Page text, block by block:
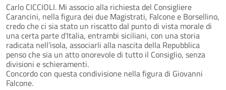
Carlo CICCIOLI. Mi associo alla richiesta del Consigliere
Carancini, nella figura dei due Magistrati, Falcone e Borsellino,
credo che ci sia stato un riscatto dal punto di vista morale di
una certa parte d’Italia, entrambi siciliani, con una storia
radicata nell’isola, associarli alla nascita della Repubblica
penso che sia un atto onorevole di tutto il Consiglio, senza
divisioni e schieramenti.
Concordo con questa condivisione nella figura di Giovanni
Falcone.